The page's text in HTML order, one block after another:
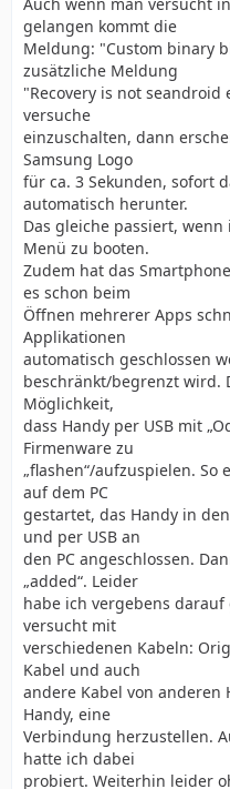
gelangen kommt die
Meldung: "Custom binary
zusätzliche Meldung
"Recovery is not
versuche
einzuschalten, dann
Samsung Logo
für ca. 3 Sekunden, sofort
automatisch herunter.
Das gleiche passiert, wenn
Menü zu booten.
Zudem hat das
es schon beim
Öffnen mehrerer Apps
Applikationen
automatisch geschlossen
beschränkt/begrenzt wird.
Möglichkeit,
dass Handy per USB mit
Firmenware zu
„flashen“/aufzuspielen. So
auf dem PC
gestartet, das Handy in
und per USB an
den PC angeschlossen.
„added“. Leider
habe ich vergebens
versucht mit
verschiedenen Kabeln:
Kabel und auch
andere Kabel von anderen
Handy, eine
Verbindung herzustellen.
hatte ich dabei
probiert. Weiterhin leider